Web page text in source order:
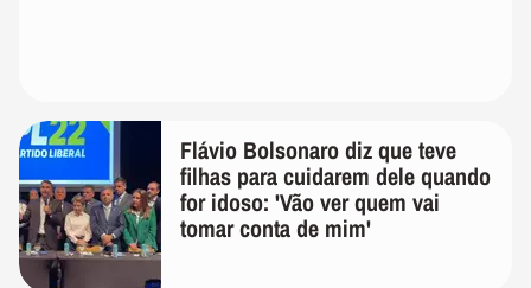
Flávio Bolsonaro diz que teve
filhas para cuidarem dele quando
for idoso: 'Vão ver quem vai
tomar conta de mim'